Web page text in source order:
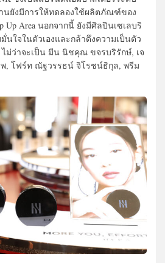
นยังมีการให้ทดลองใช้ผลิตภัณฑ์ของ
Up Area นอกจากนี้ ยังมีศิลปินเซเลบริ
ใจในตัวเองและกล้าดึงความเป็นตัว
ไม่ว่าจะเป็น มีน นิชคุณ ขจรบริรักษ์, เจ
, โฟร์ท ณัฐวรรธน์ จิโรชน์ธิกุล, พรีม